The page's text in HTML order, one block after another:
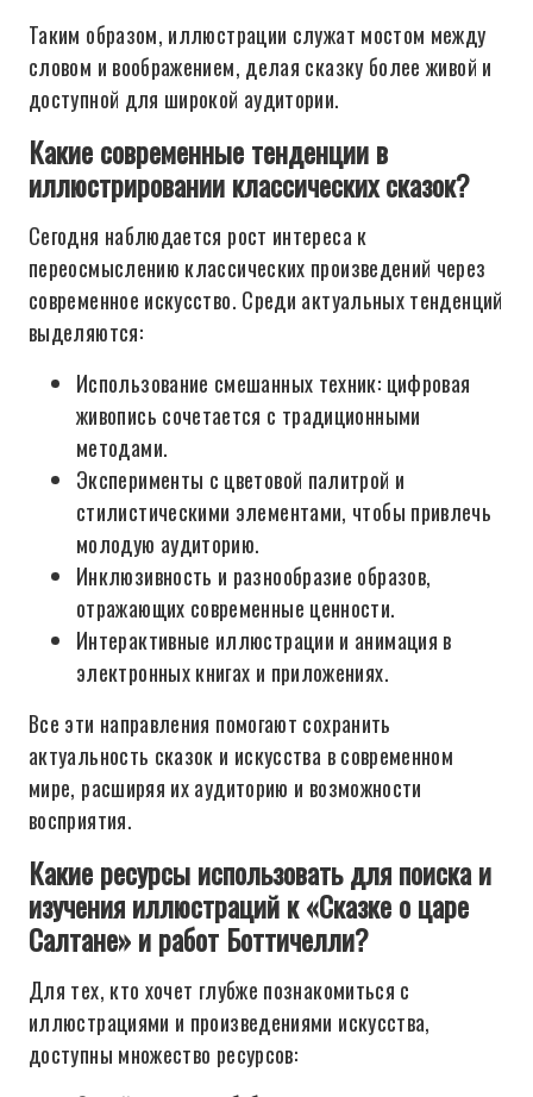
Таким образом, иллюстрации служат мостом между
словом и воображением, делая сказку более живой и
доступной для широкой аудитории.
Какие современные тенденции в
иллюстрировании классических сказок?
Сегодня наблюдается рост интереса к
переосмыслению классических произведений через
современное искусство. Среди актуальных тенденций
выделяются:
Использование смешанных техник: цифровая
живопись сочетается с традиционными
методами.
Эксперименты с цветовой палитрой и
стилистическими элементами, чтобы привлечь
молодую аудиторию.
Инклюзивность и разнообразие образов,
отражающих современные ценности.
Интерактивные иллюстрации и анимация в
электронных книгах и приложениях.
Все эти направления помогают сохранить
актуальность сказок и искусства в современном
мире, расширяя их аудиторию и возможности
восприятия.
Какие ресурсы использовать для поиска и
изучения иллюстраций к «Сказке о царе
Салтане» и работ Боттичелли?
Для тех, кто хочет глубже познакомиться с
иллюстрациями и произведениями искусства,
доступны множество ресурсов: